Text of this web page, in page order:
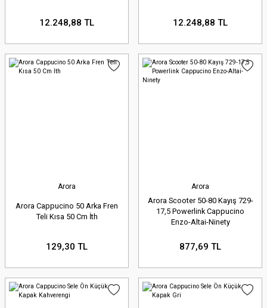
12.248,88 TL 12.248,88 TL
Arora
Arora Cappucino 50 Arka Fren
Teli Kısa 50 Cm İth
129,30 TL
Arora
Arora Scooter 50-80 Kayış 729-
17,5 Powerlink Cappucino
Enzo-Altai-Ninety
877,69 TL